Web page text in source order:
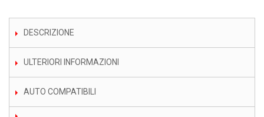
DESCRIZIONE
ULTERIORI INFORMAZIONI
AUTO COMPATIBILI